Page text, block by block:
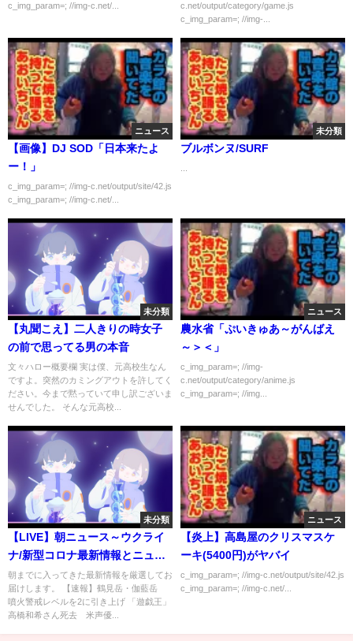
c_img_param=; //img-c.net/...
c.net/output/category/game.js
c_img_param=; //img-...
ニュース
【画像】DJ SOD「日本来たよ
ー！」
c_img_param=; //img-c.net/output/site/42.js
c_img_param=; //img-c.net/...
未分類
ブルボンヌ/SURF
未分類
【丸聞こえ】二人きりの時女子
の前で思ってる男の本音
文々ハロー概要欄 実は僕、元高校生なん
ですよ。突然のカミングアウトを許してく
ださい。今まで黙っていて申し訳ございま
せんでした。 そんな元高校...
ニュース
農水省「ぷいきゅあ～がんばえ
～＞＜」
c_img_param=; //img-
c.net/output/category/anime.js
c_img_param=; //img...
未分類
【LIVE】朝ニュース～ウクライ
ナ/新型コロナ最新情報とニュー
スまとめ(2022年7月8日)
朝までに入ってきた最新情報を厳選してお
届けします。 【速報】鶴見岳・伽藍岳
噴火警戒レベルを2に引き上げ 「遊戯王」
高橋和希さん死去 米声優...
ニュース
【炎上】高島屋のクリスマスケ
ーキ(5400円)がヤバイ
c_img_param=; //img-c.net/output/site/42.js
c_img_param=; //img-c.net/...